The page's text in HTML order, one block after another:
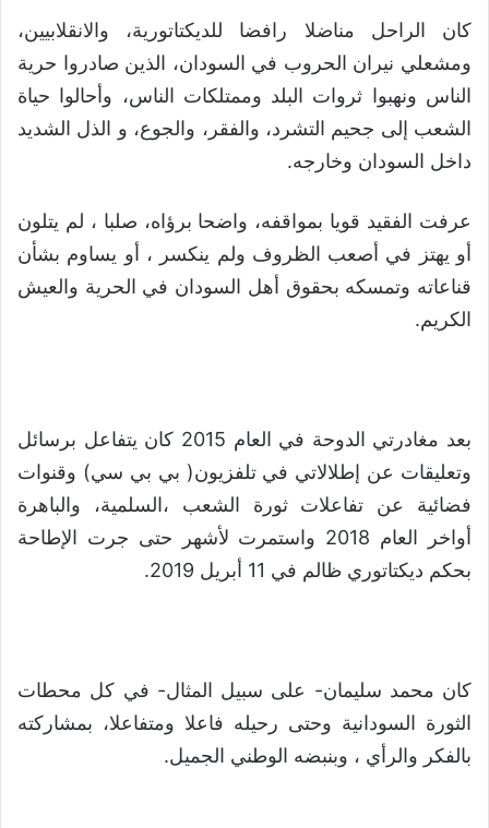
كان الراحل مناضلا رافضا للديكتاتورية، والانقلابيين،
ومشعلي نيران الحروب في السودان، الذين صادروا حرية
الناس ونهبوا ثروات البلد وممتلكات الناس، وأحالوا حياة
الشعب إلى جحيم التشرد، والفقر، والجوع، و الذل الشديد
داخل السودان وخارجه.
عرفت الفقيد قويا بمواقفه، واضحا برؤاه، صلبا ، لم يتلون
أو يهتز في أصعب الظروف ولم ينكسر ، أو يساوم بشأن
قناعاته وتمسكه بحقوق أهل السودان في الحرية والعيش
الكريم.
بعد مغادرتي الدوحة في العام 2015 كان يتفاعل برسائل
وتعليقات عن إطلالاتي في تلفزيون( بي بي سي) وقنوات
فضائية عن تفاعلات ثورة الشعب ،السلمية، والباهرة
أواخر العام 2018 واستمرت لأشهر حتى جرت الإطاحة
بحكم ديكتاتوري ظالم في 11 أبريل 2019.
كان محمد سليمان- على سبيل المثال- في كل محطات
الثورة السودانية وحتى رحيله فاعلا ومتفاعلا، بمشاركته
بالفكر والرأي ، وبنبضه الوطني الجميل.